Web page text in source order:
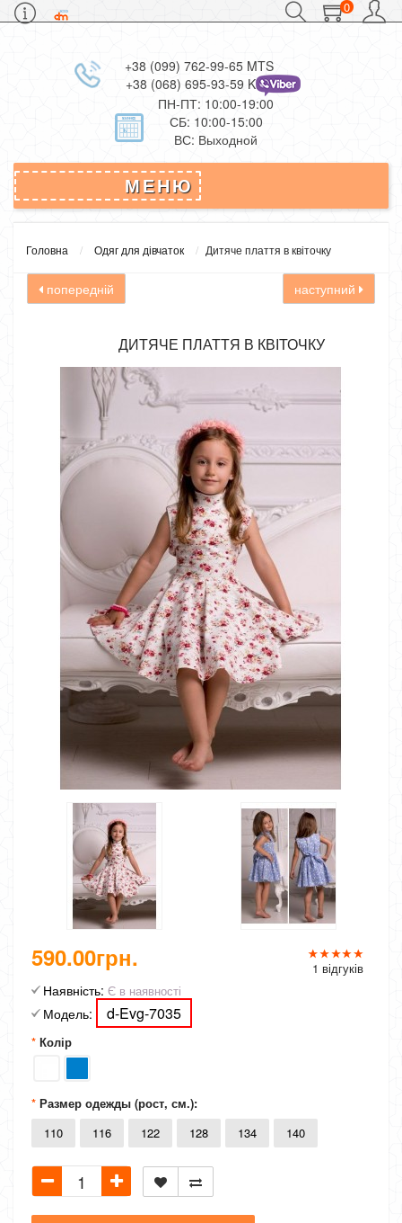
0
+38 (099) 762-99-65 MTS
+38 (068) 695-93-59 Kievstar
ПН-ПТ: 10:00-19:00
СБ: 10:00-15:00
ВС: Выходной
МЕНЮ
Головна Одяг для дівчаток Дитяче плаття в квіточку
попередній наступний
ДИТЯЧЕ ПЛАТТЯ В КВІТОЧКУ
1 відгуків
590.00грн.
Наявність: Є в наявності
Модель: d-Evg-7035
Колір
Размер одежды (рост, см.):
110
116 122 128 134 140